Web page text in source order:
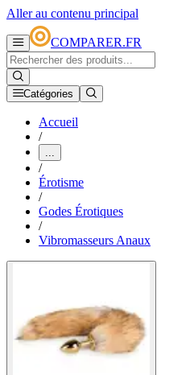
Aller au contenu principal
COMPARER.FR
Catégories
Accueil
/
...
/
Érotisme
/
Godes Érotiques
/
Vibromasseurs Anaux